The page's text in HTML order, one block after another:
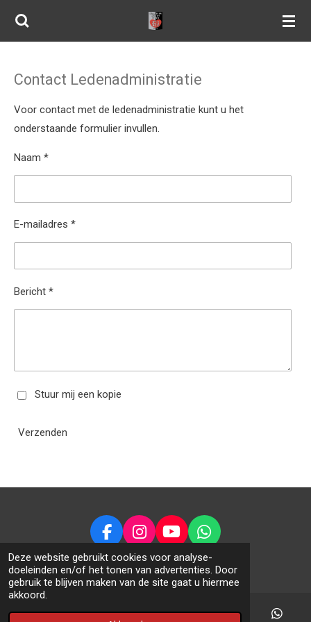
Deze website gebruikt cookies voor analyse-
doeleinden en/of het tonen van advertenties. Door
gebruik te blijven maken van de site gaat u hiermee
akkoord.
Ga
deContact Ledenadministratie
Voor contact met de ledenadministratie kunt u het
onderstaande formulier invullen.
Naam *
E-mailadres *
Bericht *
Stuur mij een kopie
Verzenden
F
a
c
e
o
I
n
s
t
g
Y
o
u
T
b
W
h
a
t
A
© 2014 - 2026 Feansterrc.nl